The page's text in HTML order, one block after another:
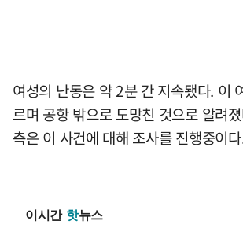
여성의 난동은 약 2분 간 지속됐다. 이
르며 공항 밖으로 도망친 것으로 알려
측은 이 사건에 대해 조사를 진행중이
이시간 핫뉴스